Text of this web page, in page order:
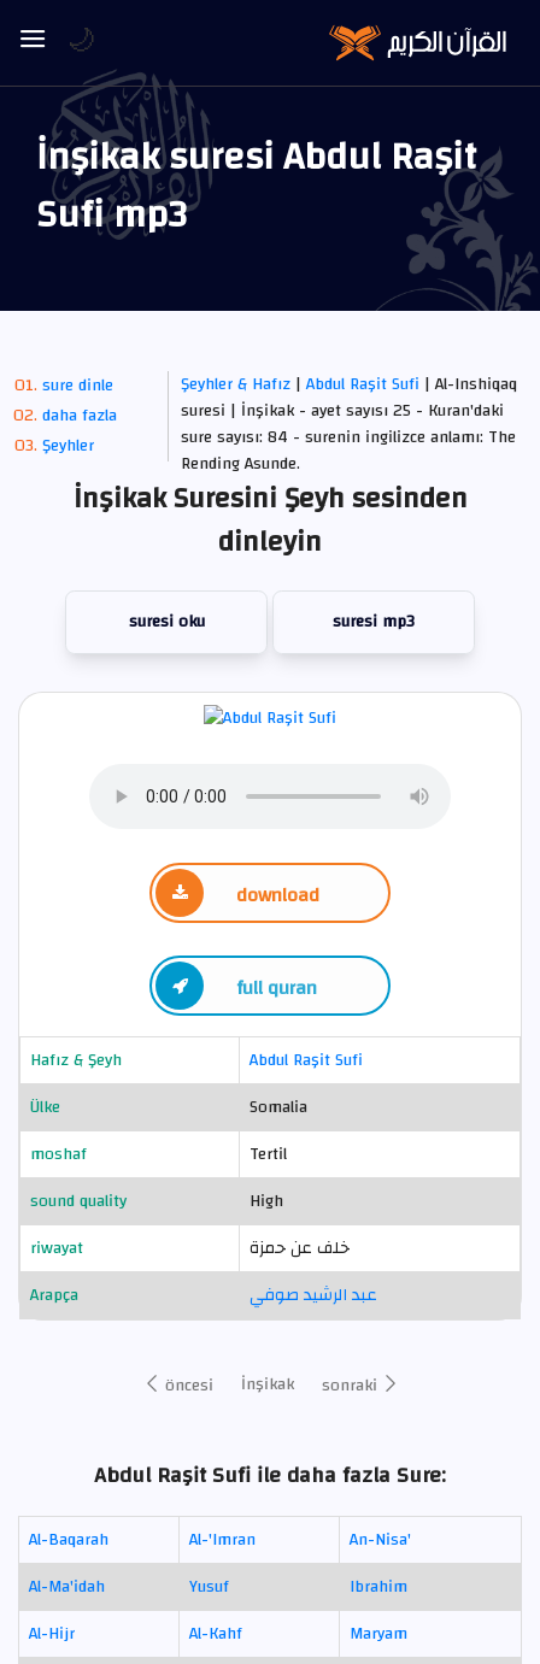
İnşikak suresi Abdul Raşit
Sufi mp3
sure dinle
daha fazla
Şeyhler
Şeyhler & Hafız|Abdul Raşit Sufi | Al-Inshiqaq
suresi | İnşikak - ayet sayısı 25 - Kuran'daki
sure sayısı: 84 - surenin ingilizce anlamı: The
Rending Asunde.
İnşikak Suresini Şeyh sesinden
dinleyin
suresi oku suresi mp3
download
full quran
Hafız & Şeyh
Abdul Raşit Sufi
Ülke
Somalia
moshaf
Tertil
sound quality
High
riwayat
خلف عن حمزة
Arapça
عبد الرشيد صوفي
öncesi İnşikak sonraki
Abdul Raşit Sufi ile daha fazla Sure:
Al-Baqarah Al-'Imran
An-Nisa'
Al-Ma'idah
Yusuf
Ibrahim
Al-Hijr
Al-Kahf
Maryam
🌙